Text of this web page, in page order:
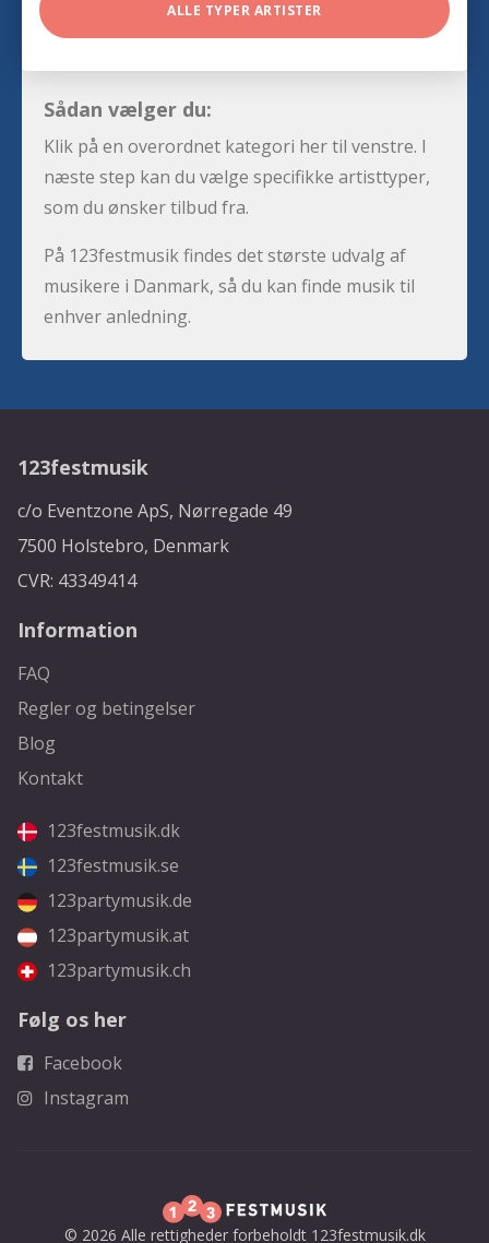
ALLE TYPER ARTISTER
Sådan vælger du:
Klik på en overordnet kategori her til venstre. I
næste step kan du vælge specifikke artisttyper,
som du ønsker tilbud fra.
På 123festmusik findes det største udvalg af
musikere i Danmark, så du kan finde musik til
enhver anledning.
123festmusik
c/o Eventzone ApS, Nørregade 49
7500 Holstebro, Denmark
CVR: 43349414
Information
FAQ
Regler og betingelser
Blog
Kontakt
123festmusik.dk
123festmusik.se
123partymusik.de
123partymusik.at
123partymusik.ch
Følg os her
Facebook
Instagram
© 2026 Alle rettigheder forbeholdt 123festmusik.dk